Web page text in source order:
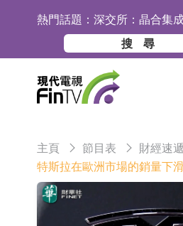
熱門話題： 深交所：晶合集
港股通標的證券名
和光智成完成天
10年期港元特區
2026年8月12日
5年期港元特區政
於2026年8月12日
香港證監會就中
【異動股】港股
國(03301.HK)跌
【異動股】港股
主頁 節目表
財經速遞
特斯拉在歐洲市場的銷量下滑